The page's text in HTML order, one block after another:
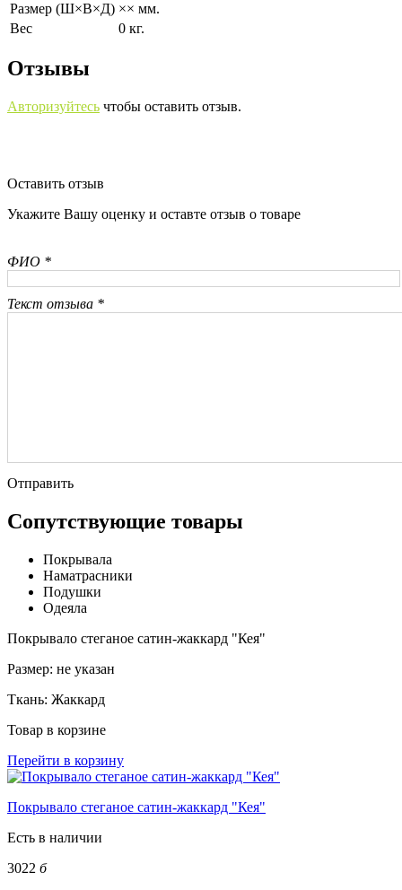
Размер (Ш×В×Д) ×× мм.
Вес
0 кг.
Отзывы
Авторизуйтесь чтобы оставить отзыв.
Оставить отзыв
Укажите Вашу оценку и оставте отзыв о товаре
ФИО *
Текст отзыва *
Отправить
Сопутствующие товары
Покрывала
Наматрасники
Подушки
Одеяла
Покрывало стеганое сатин-жаккард "Кея"
Размер: не указан
Ткань: Жаккард
Товар в корзине
Перейти в корзину
Покрывало стеганое сатин-жаккард "Кея"
Есть в наличии
3022 б